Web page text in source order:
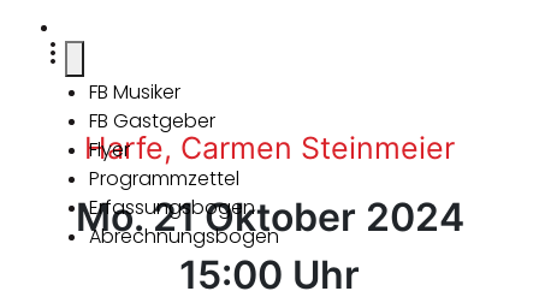
FB Musiker
FB Gastgeber
Flyer
Programmzettel
Erfassungsbogen
Abrechnungsbogen
Harfe, Carmen Steinmeier
Mo. 21 Oktober 2024
15:00 Uhr